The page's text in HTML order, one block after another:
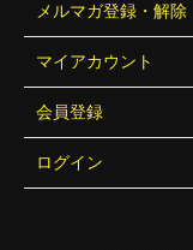
メルマガ登録・解除
マイアカウント
会員登録
ログイン